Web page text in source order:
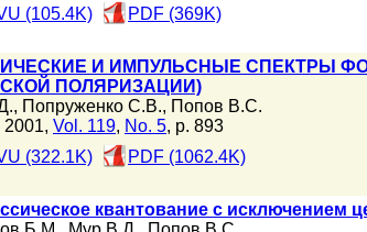
(105.4K)
PDF (369K)
И ИМПУЛЬСНЫЕ СПЕКТРЫ
ПОЛЯРИЗАЦИИ)
, Попруженко С.В., Попов В.С.
2001, Vol. 119, No. 5, p. 893
(322.1K)
PDF (1062.4K)
квантование с исключением